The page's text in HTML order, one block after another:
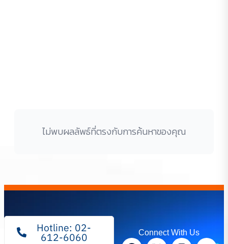
ไม่พบผลลัพธ์ที่ตรงกับการค้นหาของคุณ
Hotline: 02-
612-6060 Connect With Us